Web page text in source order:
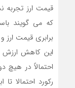
قیمت ارز تجربه
برابری قیمت
این کاهش ارزش
احتمالاً در هیچ
رکورد احتمالا